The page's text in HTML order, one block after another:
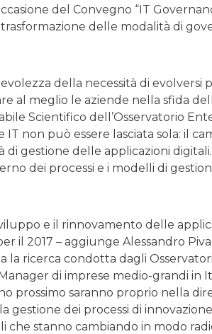
del Convegno “IT
delle modalità di
della necessità di
al meglio le aziende nella sfida
Scientifico dell’Osservatorio
non può essere lasciata sola: il
gestione delle applicazioni
dei processi e i modelli di
e il rinnovamento delle
il 2017 – aggiunge Alessandro
la ricerca condotta dagli
di imprese medio-grandi in
prossimo saranno proprio nella
gestione dei processi di
stanno cambiando in modo